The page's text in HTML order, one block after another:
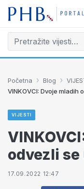
Početna › Blog ›
VINKOVCI: Dvoje mladih
VIJESTI
odvezli
17.09.2022 12:47